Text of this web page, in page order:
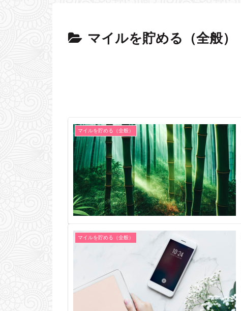
マイルを貯める（全般）
マイルを貯める（全般）
マイルを貯める（全般）